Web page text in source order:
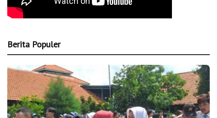
Berita Populer